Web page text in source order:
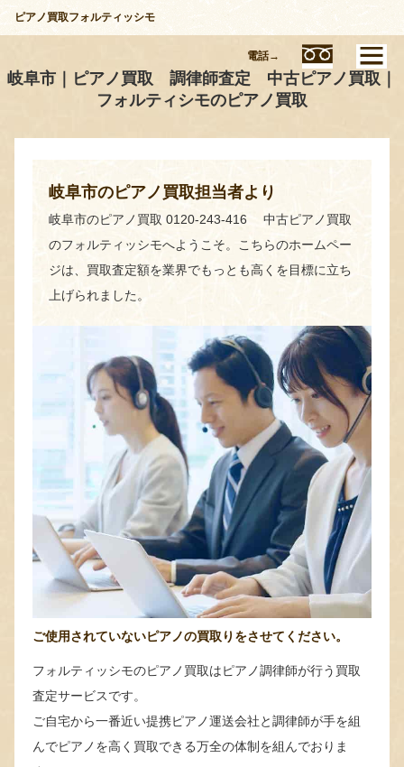
ピアノ買取フォルティッシモ
岐阜市｜ピアノ買取 調律師査定 中古ピアノ買取｜
フォルティシモのピアノ買取
岐阜市のピアノ買取担当者より
岐阜市のピアノ買取 0120-243-416 中古ピアノ買取
のフォルティッシモへようこそ。こちらのホームペー
ジは、買取査定額を業界でもっとも高くを目標に立ち
上げられました。
ご使用されていないピアノの買取りをさせてください。
フォルティッシモのピアノ買取はピアノ調律師が行う買取
査定サービスです。
ご自宅から一番近い提携ピアノ運送会社と調律師が手を組
んでピアノを高く買取できる万全の体制を組んでおりま
電話→